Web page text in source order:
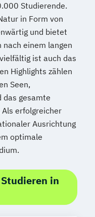
Studierende.
in Form von
und bietet
nach einem langen
ist auch das
Highlights zählen
Seen,
das gesamte
erfolgreicher
Ausrichtung
optimale
in